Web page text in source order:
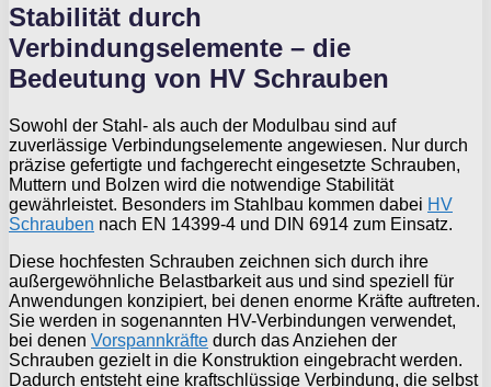
Stabilität durch
Verbindungselemente – die
Bedeutung von HV Schrauben
Sowohl der Stahl- als auch der Modulbau sind auf
zuverlässige Verbindungselemente angewiesen. Nur durch
präzise gefertigte und fachgerecht eingesetzte Schrauben,
Muttern und Bolzen wird die notwendige Stabilität
gewährleistet. Besonders im Stahlbau kommen dabei HV
Schrauben nach EN 14399-4 und DIN 6914 zum Einsatz.
Diese hochfesten Schrauben zeichnen sich durch ihre
außergewöhnliche Belastbarkeit aus und sind speziell für
Anwendungen konzipiert, bei denen enorme Kräfte auftreten.
Sie werden in sogenannten HV-Verbindungen verwendet,
bei denen Vorspannkräfte durch das Anziehen der
Schrauben gezielt in die Konstruktion eingebracht werden.
Dadurch entsteht eine kraftschlüssige Verbindung, die selbst